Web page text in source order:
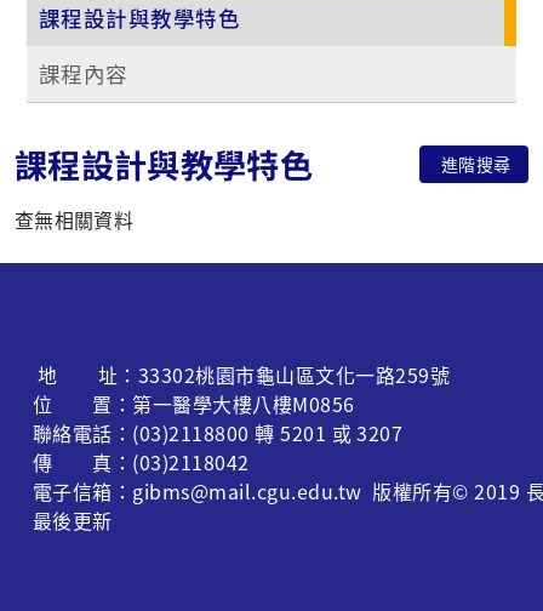
課程設計與教學特色
課程內容
課程設計與教學特色 進階搜尋
查無相關資料
地 址：33302桃園市龜山區文化一路259號
位 置：第一醫學大樓八樓M0856
聯絡電話：(03)2118800 轉 5201 或 3207
傳 真：(03)2118042
電子信箱：gibms@mail.cgu.edu.tw 版權所有© 2019
最後更新